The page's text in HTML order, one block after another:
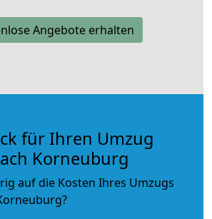
Angebote erhalten
für Ihren Umzug
Korneuburg
auf die Kosten Ihres Umzugs